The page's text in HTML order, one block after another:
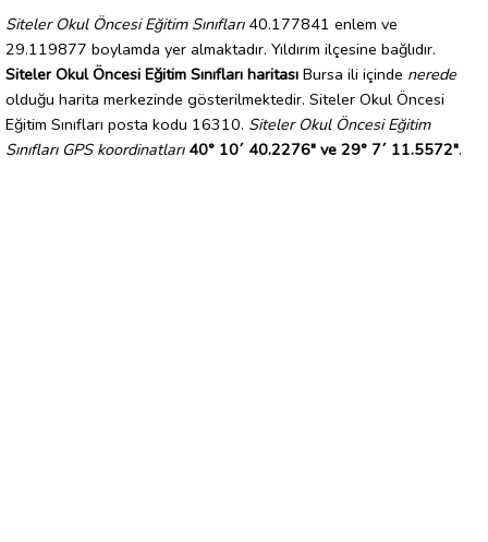
Siteler Okul Öncesi Eğitim Sınıfları40.177841 enlem ve
29.119877 boylamda yer almaktadır. Yıldırım ilçesine bağlıdır.
Siteler Okul Öncesi Eğitim Sınıfları haritası Bursa ili içinde nerede
olduğu harita merkezinde gösterilmektedir. Siteler Okul Öncesi
Eğitim Sınıfları posta kodu 16310. Siteler Okul Öncesi Eğitim
Sınıfları GPS koordinatları 40° 10´ 40.2276" ve 29° 7´ 11.5572".